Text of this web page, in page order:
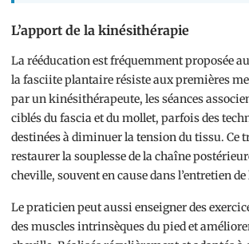
L’apport de la kinésithérapie
La rééducation est fréquemment proposée
la fasciite plantaire résiste aux premières
par un kinésithérapeute, les séances
ciblés du fascia et du mollet, parfois des
destinées à diminuer la tension du tissu. Ce
restaurer la souplesse de la chaîne
cheville, souvent en cause dans l’entretien
Le praticien peut aussi enseigner des
des muscles intrinsèques du pied et